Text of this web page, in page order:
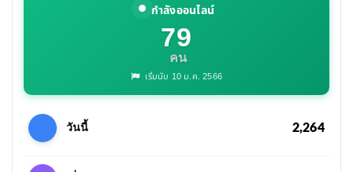
กำลังออนไลน์
79
คน
เริ่มนับ 10 ม.ค. 2566
วันนี้ 2,264